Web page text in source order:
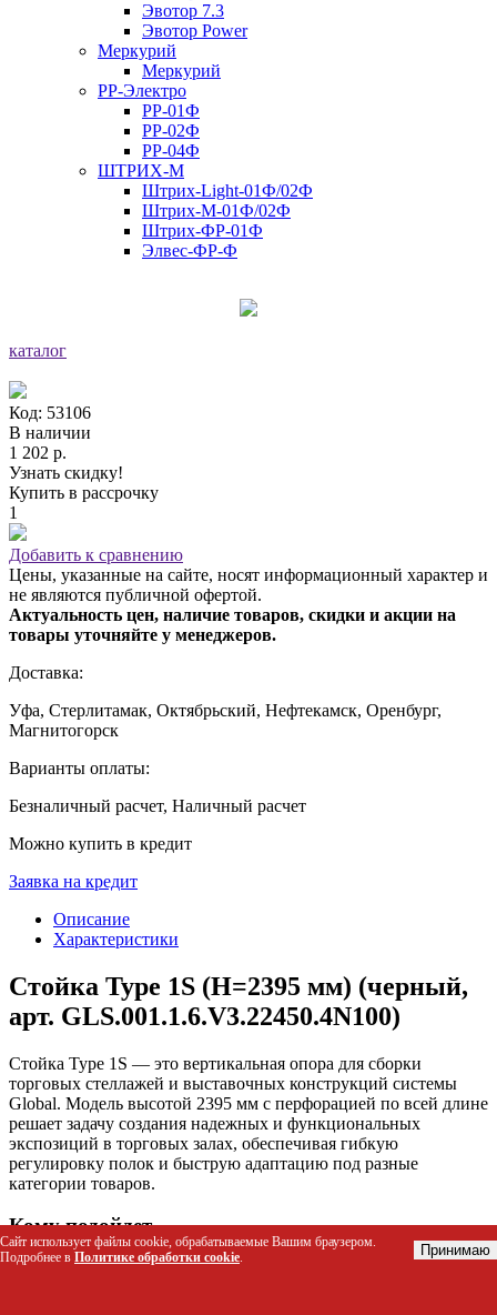
Эвотор 7.3
Эвотор Power
Меркурий
Меркурий
РР-Электро
РР-01Ф
РР-02Ф
РР-04Ф
ШТРИХ-М
Штрих-Light-01Ф/02Ф
Штрих-М-01Ф/02Ф
Штрих-ФР-01Ф
Элвес-ФР-Ф
каталог
Код: 53106
В наличии
1 202 р.
Узнать скидку!
Купить в рассрочку
1
Добавить к сравнению
Цены, указанные на сайте, носят информационный характер и
не являются публичной офертой.
Актуальность цен, наличие товаров, скидки и акции на
товары уточняйте у менеджеров.
Доставка:
Уфа, Стерлитамак, Октябрьский, Нефтекамск, Оренбург,
Магнитогорск
Варианты оплаты:
Безналичный расчет, Наличный расчет
Можно купить в кредит
Заявка на кредит
Описание
Характеристики
Стойка Type 1S (H=2395 мм) (черный,
арт. GLS.001.1.6.V3.22450.4N100)
Стойка Type 1S — это вертикальная опора для сборки
торговых стеллажей и выставочных конструкций системы
Global. Модель высотой 2395 мм с перфорацией по всей длине
решает задачу создания надежных и функциональных
экспозиций в торговых залах, обеспечивая гибкую
регулировку полок и быструю адаптацию под разные
категории товаров.
Кому подойдет
Владельцам и управляющим розничных магазинов,
Сайт использует файлы cookie, обрабатываемые Вашим браузером.
Подробнее в Политике обработки cookie. Принимаю